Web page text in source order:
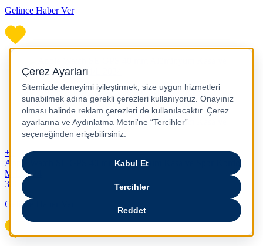
Gelince Haber Ver
+1
Apple Watch SE GPS 40 mm Alüminyum Kasa ve Spor Kordon -
M/L 2024
3,3
Gelince Haber Ver